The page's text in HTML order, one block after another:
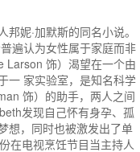
妮·加默斯的同名小说。
遍认为女性属于家庭而非
Larson 饰）渴望在一个由
一 家实验室，是知名科学
饰）的助手，两人之间
发现自己怀有身孕、孤
想，同时也被激发出了单
在电视烹饪节目当主持人